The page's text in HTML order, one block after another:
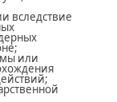
вследствие
или